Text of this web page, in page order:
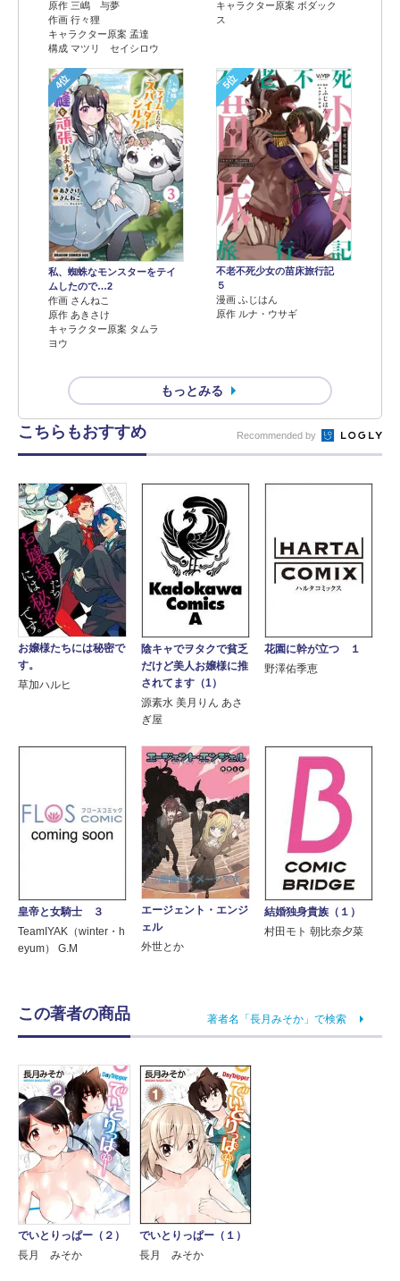
原作 三嶋 与夢
作画 行々狸
キャラクター原案 孟達
構成 マツリ セイシロウ
キャラクター原案 ボダック
ス
4位
私、蜘蛛なモンスターをテイ
ムしたので…2
作画 さんねこ
原作 あきさけ
キャラクター原案 タムラ
ヨウ
5位
不老不死少女の苗床旅行記
５
漫画 ふじはん
原作 ルナ・ウサギ
もっとみる
こちらもおすすめ Recommended by
お嬢様たちには秘密で
す。
草加ハルヒ
陰キャでヲタクで貧乏
だけど美人お嬢様に推
されてます（1）
源素水 美月りん あさ
ぎ屋
花園に幹が立つ １
野澤佑季恵
皇帝と女騎士 ３
TeamIYAK（winter・h
eyum） G.M
エージェント・エンジ
ェル
外世とか
結婚独身貴族（１）
村田モト 朝比奈夕菜
この著者の商品 著者名「長月みそか」で検索
でいとりっぱー（２）
長月 みそか
でいとりっぱー（１）
長月 みそか